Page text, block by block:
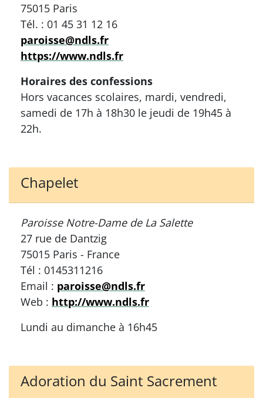
75015 Paris
Tél. : 01 45 31 12 16
paroisse@ndls.fr
https://www.ndls.fr
Horaires des confessions
Hors vacances scolaires, mardi, vendredi,
samedi de 17h à 18h30 le jeudi de 19h45 à
22h.
Chapelet
Paroisse Notre-Dame de La Salette
27 rue de Dantzig
75015 Paris - France
Tél : 0145311216
Email : paroisse@ndls.fr
Web : http://www.ndls.fr
Lundi au dimanche à 16h45
Adoration du Saint Sacrement